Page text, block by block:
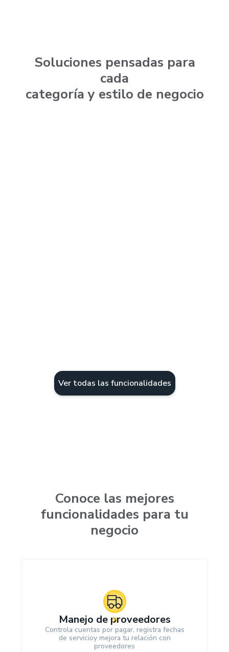
Soluciones pensadas para
cada
categoría y estilo de negocio
Ver todas las funcionalidades
Conoce las mejores
funcionalidades para tu
negocio
Manejo de proveedores
Controla cuentas por pagar, registra fechas
de servicioy mejora tu relación con
proveedores